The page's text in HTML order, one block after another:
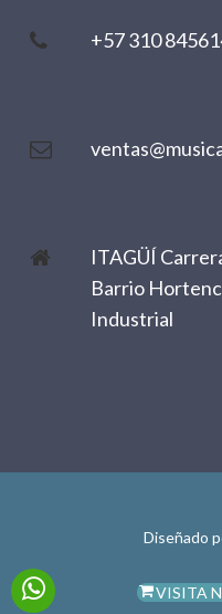
+57 310
ITAGÜÍ
Barrio
Industrial
Diseñado
VISITA